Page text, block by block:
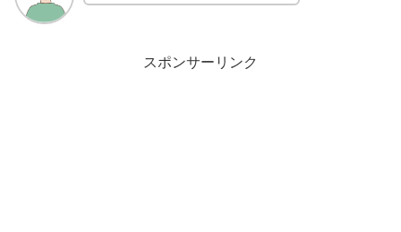
スポンサーリンク